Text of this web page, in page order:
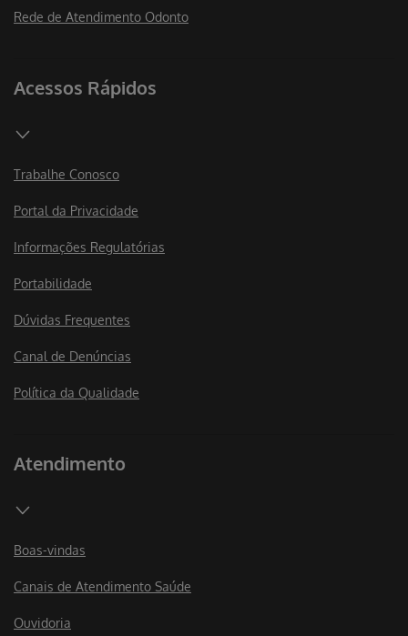
Rede de Atendimento Odonto
Acessos Rápidos
Trabalhe Conosco
Portal da Privacidade
Informações Regulatórias
Portabilidade
Dúvidas Frequentes
Canal de Denúncias
Política da Qualidade
Atendimento
Boas-vindas
Canais de Atendimento Saúde
Ouvidoria